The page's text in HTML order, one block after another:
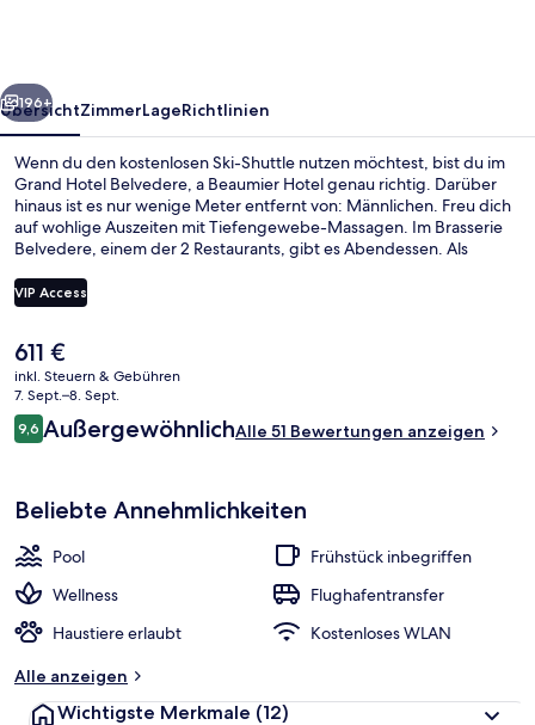
Weiter
196+
ÜbersichtZimmerLageRichtlinien
Wenn du den kostenlosen Ski-Shuttle nutzen möchtest, bist du im
Grand Hotel Belvedere, a Beaumier Hotel genau richtig. Darüber
hinaus ist es nur wenige Meter entfernt von: Männlichen. Freu dich
auf wohlige Auszeiten mit Tiefengewebe-Massagen. Im Brasserie
Belvedere, einem der 2 Restaurants, gibt es Abendessen. Als
Bars/Lounges, einen Innenpool und einen Außenpool. Von
Skipässen und einem Skiraum profitierst du ebenfalls.
VIP Access
Der
aktuelle
Preis
beträgt
611 €.
611 €
inkl. Steuern & Gebühren
7. Sept.–8. Sept.
Bewertungen
9,69,6 von 10.
AußergewöhnlichAlle 51 Bewertungen anzeigen
Beliebte Annehmlichkeiten
Pool
Frühstück inbegriffen
Wellness
Flughafentransfer
Haustiere erlaubt
Kostenloses WLAN
Alle anzeigen
Wichtigste Merkmale (12)